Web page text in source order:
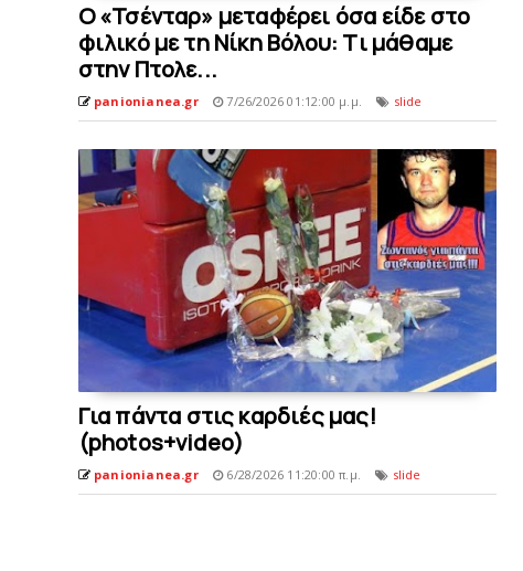
O «Τσένταρ» μεταφέρει όσα είδε στο
φιλικό με τη Nίκη Βόλου: Tι μάθαμε
στην Πτολε...
panionianea.gr 7/26/2026 01:12:00 μ.μ. slide
Για πάντα στις καρδιές μας!
(photos+video)
panionianea.gr 6/28/2026 11:20:00 π.μ. slide